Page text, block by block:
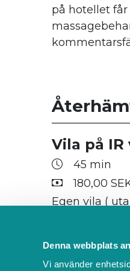
Denna webbplats
Vi använder
på hotellet
Vila på
45 min
180,00
Egen vila (
hotellet får